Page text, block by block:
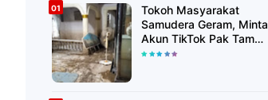
Tokoh Masyarakat
Samudera Geram, Minta
Akun TikTok Pak Tam
Tak Tebar Harapan